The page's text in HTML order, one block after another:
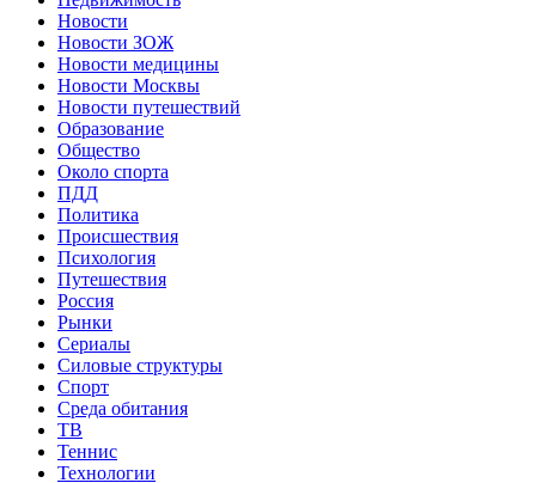
Новости
Новости ЗОЖ
Новости медицины
Новости Москвы
Новости путешествий
Образование
Общество
Около спорта
ПДД
Политика
Происшествия
Психология
Путешествия
Россия
Рынки
Сериалы
Силовые структуры
Спорт
Среда обитания
ТВ
Теннис
Технологии